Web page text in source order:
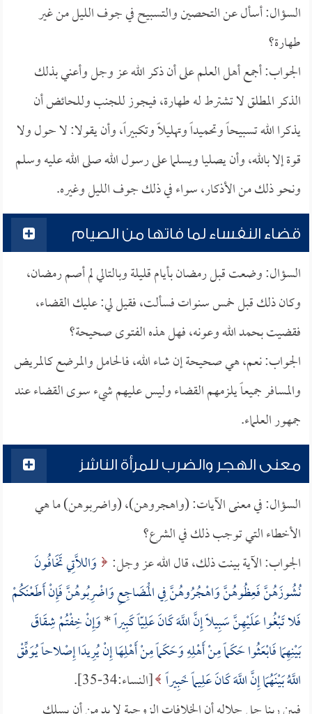
السؤال: أسأل عن التحصين والتسبيح في جوف الليل من غير
طهارة؟
الجواب: أجمع أهل العلم على أن ذكر الله عز وجل وأعني بذلك
الذكر المطلق لا تشترط له طهارة، فيجوز للجنب وللحائض أن
يذكرا الله تسبيحاً وتحميداً وتهليلاً وتكبيراً، وأن يقولا: لا حول ولا
قوة إلا بالله، وأن يصليا ويسلما على رسول الله صلى الله عليه وسلم
ونحو ذلك من الأذكار، سواء في ذلك جوف الليل وغيره.
قضاء النفساء لما فاتها من الصيام
السؤال: وضعت قبل رمضان بأيام قليلة وبالتالي لم أصم رمضان،
وكان ذلك قبل خمس سنوات فسألت، فقيل لي: عليك القضاء،
فقضيت بحمد الله وعونه، فهل هذه الفتوى صحيحة؟
الجواب: نعم، هي صحيحة إن شاء الله، فالحامل والمرضع كالمريض
والمسافر جميعاً يلزمهم القضاء وليس عليهم شيء سوى القضاء عند
جمهور العلماء.
معنى الهجر والضرب للمرأة الناشز
السؤال: في معنى الآيات: (واهجروهن)، (واضربوهن) ما هي
الأخطاء التي توجب ذلك في الشرع؟
الجواب: الآية بينت ذلك، قال الله عز وجل:
وَاللاَّتِي تَخَافُونَ
نُشُوزَهُنَّ فَعِظُوهُنَّ وَاهْجُرُوهُنَّ فِي الْمَضَاجِعِ وَاضْرِبُوهُنَّ فَإِنْ أَطَعْنَكُمْ
فَلا تَبْغُوا عَلَيْهِنَّ سَبِيلاً إِنَّ اللَّهَ كَانَ عَلِيّاً كَبِيراً*وَإِنْ خِفْتُمْ شِقَاقَ
بَيْنِهِمَا فَابْعَثُوا حَكَماً مِنْ أَهْلِهِ وَحَكَماً مِنْ أَهْلِهَا إِنْ يُرِيدَا إِصْلاحاً يُوَفِّقْ
اللَّهُ بَيْنَهُمَا إِنَّ اللَّهَ كَانَ عَلِيماً خَبِيراً [النساء:34-35].